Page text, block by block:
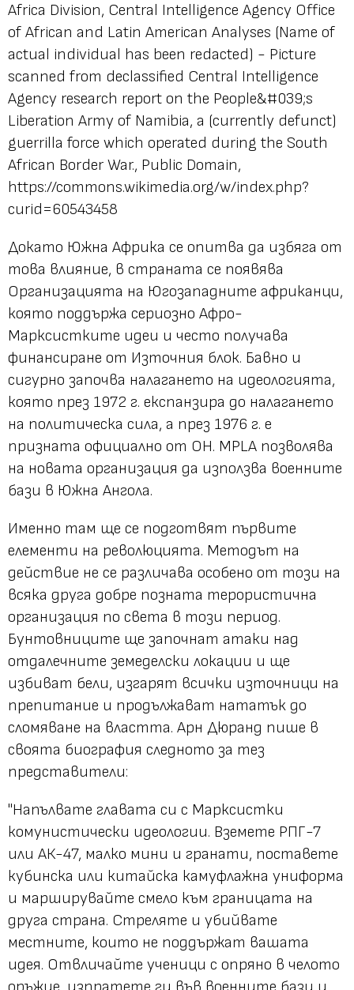
Africa Division, Central Intelligence Agency Office
of African and Latin American Analyses (Name of
actual individual has been redacted) - Picture
scanned from declassified Central Intelligence
Agency research report on the People&#039;s
Liberation Army of Namibia, a (currently defunct)
guerrilla force which operated during the South
African Border War., Public Domain,
https://commons.wikimedia.org/w/index.php?
curid=60543458
Докато Южна Африка се опитва да избяга от
това влияние, в страната се появява
Организацията на Югозападните африканци,
която поддържа сериозно Афро-
Марксистките идеи и често получава
финансиране от Източния блок. Бавно и
сигурно започва налагането на идеологията,
която през 1972 г. експанзира до налагането
на политическа сила, а през 1976 г. е
призната официално от ОН. MPLA позволява
на новата организация да използва военните
бази в Южна Ангола.
Именно там ще се подготвят първите
елементи на революцията. Методът на
действие не се различава особено от този на
всяка друга добре позната терористична
организация по света в този период.
Бунтовниците ще започнат атаки над
отдалечните земеделски локации и ще
избиват бели, изгарят всички източници на
препитание и продължават нататък до
сломяване на властта. Арн Дюранд пише в
своята биография следното за тез
представители:
"Напълвате главата си с Марксистки
комунистически идеологии. Вземете РПГ-7
или АК-47, малко мини и гранати, поставете
кубинска или китайска камуфлажна униформа
и марширувайте смело към границата на
друга страна. Стреляте и убийвате
местните, които не поддържат вашата
идея. Отвличайте ученици с опряно в челото